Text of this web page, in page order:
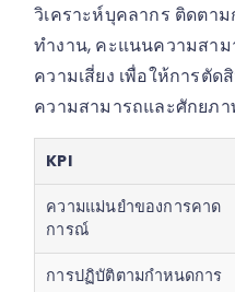
วิเคราะห์บุคลากร ติดตาม
ทำงาน, คะแนนความสา
ความเสี่ยง เพื่อให้การตั
ความสามารถและศักยภา
KPI
ความแม่นยำของการคาด
การณ์
การปฏิบัติตามกำหนดการ